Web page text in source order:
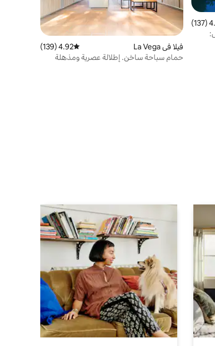
من 5، 137 مراجعات
فيلا في La Vega متوسط التقييم 4.92 من 5، 139 مراجعات
4.92 (139)
حمام سباحة ساخن. إطلالة عصرية ومذهلة